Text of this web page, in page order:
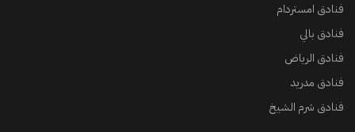
فنادق امستردام
فنادق بالي
فنادق الرياض
فنادق مدريد
فنادق شرم الشيخ